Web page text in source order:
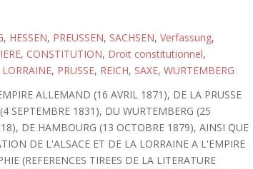
, HESSEN, PREUSSEN, SACHSEN, Verfassung,
, CONSTITUTION, Droit constitutionnel,
LORRAINE, PRUSSE, REICH, SAXE, WURTEMBERG
ALLEMAND (16 AVRIL 1871), DE LA PRUSSE
SEPTEMBRE 1831), DU WURTEMBERG (25
DE HAMBOURG (13 OCTOBRE 1879), AINSI QUE
DE L'ALSACE ET DE LA LORRAINE A L'EMPIRE
(REFERENCES TIREES DE LA LITERATURE